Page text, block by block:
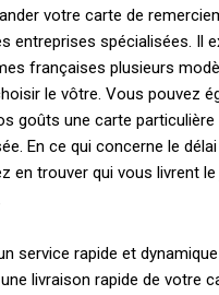
votre carte de
entreprises spécialisées. Il
françaises plusieurs
le vôtre. Vous pouvez
goûts une carte particulière
En ce qui concerne le délai
en trouver qui vous livrent
service rapide et
livraison rapide de votre